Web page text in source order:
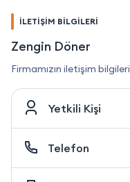
İLETİŞİM BİLGİLERİ
Zengin Döner
Firmamızın iletişim bilgileri
Yetkili Kişi
Telefon